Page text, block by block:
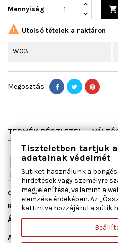
Mennyiség 
 Utolsó tételek a raktáron
W03
Megosztás
TERMÉK RÉSZLETEI
Cikkszám13095000
Raktáron2 db
ÁllapotÚj
Adatlap
Tiszteletben tartjuk
adatainak védelmét
Sütiket használunk a
hirdetések vagy személyre
megjelenítése, valamint a
elemzése érdekében. Az
kattintva hozzájárul a sütik